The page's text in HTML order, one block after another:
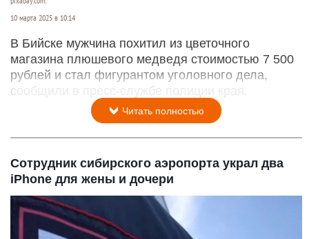
10 марта 2025 в 10:14
В Бийске мужчина похитил из цветочного
магазина плюшевого медведя стоимостью 7 500
рублей и стал фигурантом уголовного дела,
сообщили в пресс-службе полиции края.
Читать полностью
Сотрудник сибирского аэропорта украл два
iPhone для жены и дочери